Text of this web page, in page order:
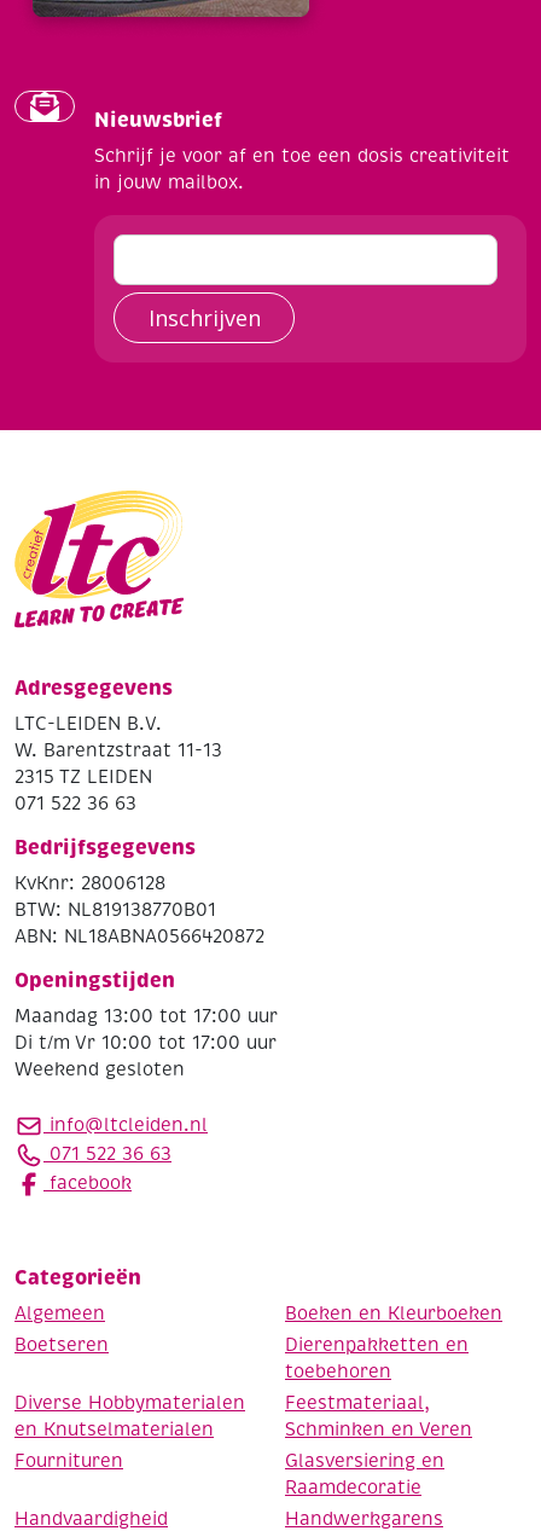
Nieuwsbrief
Schrijf je voor af en toe een dosis creativiteit
in jouw mailbox.
Inschrijven
Adresgegevens
LTC-LEIDEN B.V.
W. Barentzstraat 11-13
2315 TZ LEIDEN
071 522 36 63
Bedrijfsgegevens
KvKnr: 28006128
BTW: NL819138770B01
ABN: NL18ABNA0566420872
Openingstijden
Maandag 13:00 tot 17:00 uur
Di t/m Vr 10:00 tot 17:00 uur
Weekend gesloten
info@ltcleiden.nl
071 522 36 63
facebook
Categorieën
Algemeen
Boeken en Kleurboeken
Boetseren
Dierenpakketten en
toebehoren
Diverse Hobbymaterialen
en Knutselmaterialen
Feestmateriaal,
Schminken en Veren
Fournituren
Glasversiering en
Raamdecoratie
Handvaardigheid
Handwerkgarens